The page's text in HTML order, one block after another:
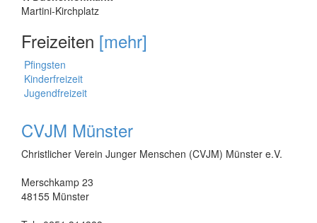
Martini-Kirchplatz
Freizeiten [mehr]
Pfingsten
Kinderfreizeit
Jugendfreizeit
CVJM Münster
Christlicher Verein Junger Menschen (CVJM) Münster e.V.
Merschkamp 23
48155 Münster